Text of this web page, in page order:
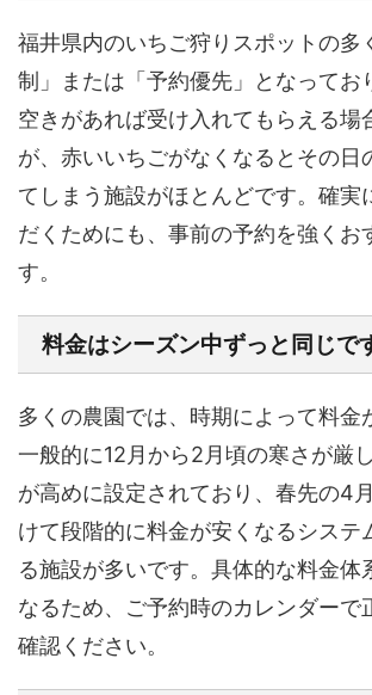
福井県内のいちご狩りスポットの多
制」または「予約優先」となってお
空きがあれば受け入れてもらえる場
が、赤いいちごがなくなるとその日
てしまう施設がほとんどです。確実
だくためにも、事前の予約を強くお
す。
料金はシーズン中ずっと同じで
多くの農園では、時期によって料金
一般的に12月から2月頃の寒さが厳
が高めに設定されており、春先の4
けて段階的に料金が安くなるシステ
る施設が多いです。具体的な料金体
なるため、ご予約時のカレンダーで
確認ください。